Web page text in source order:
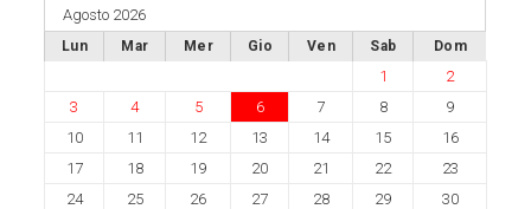
Agosto 2026
Lun Mar Mer Gio Ven Sab Dom
1
2
3
4 5 6 7 8
9
10
11 12 13 14 15
16
17
18 19 20 21 22
23
24
25 26 27 28 29
30